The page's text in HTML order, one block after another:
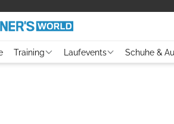
Training Laufevents Schuhe &